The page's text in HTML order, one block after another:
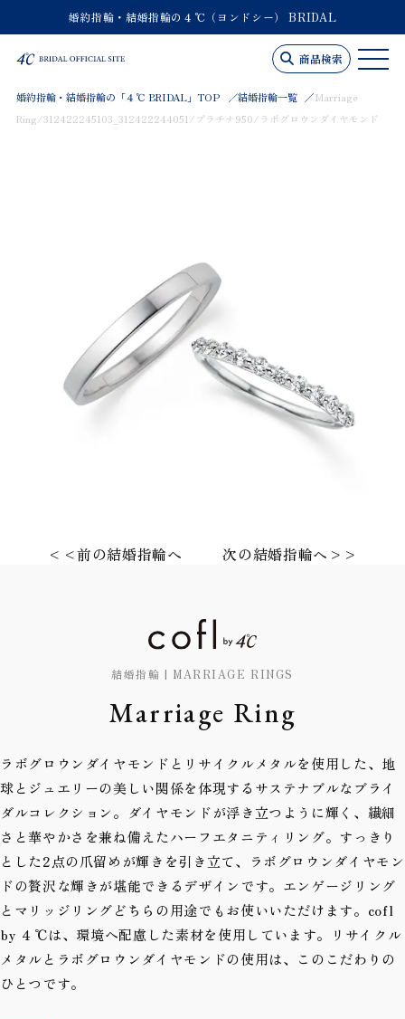
婚約指輪・結婚指輪の４℃（ヨンドシー） BRIDAL
商品検索
婚約指輪・結婚指輪の「４℃ BRIDAL」TOP 結婚指輪一覧
Marriage
Ring/312422245103_312422244051/プラチナ950/ラボグロウンダイヤモンド
<<前の結婚指輪へ 次の結婚指輪へ>>
結婚指輪 | MARRIAGE RINGS
Marriage Ring
ラボグロウンダイヤモンドとリサイクルメタルを使用した、地
球とジュエリーの美しい関係を体現するサステナブルなブライ
ダルコレクション。ダイヤモンドが浮き立つように輝く、繊細
さと華やかさを兼ね備えたハーフエタニティリング。すっきり
とした2点の爪留めが輝きを引き立て、ラボグロウンダイヤモン
ドの贅沢な輝きが堪能できるデザインです。エンゲージリング
とマリッジリングどちらの用途でもお使いいただけます。cofl
by ４℃は、環境へ配慮した素材を使用しています。リサイクル
メタルとラボグロウンダイヤモンドの使用は、このこだわりの
ひとつです。